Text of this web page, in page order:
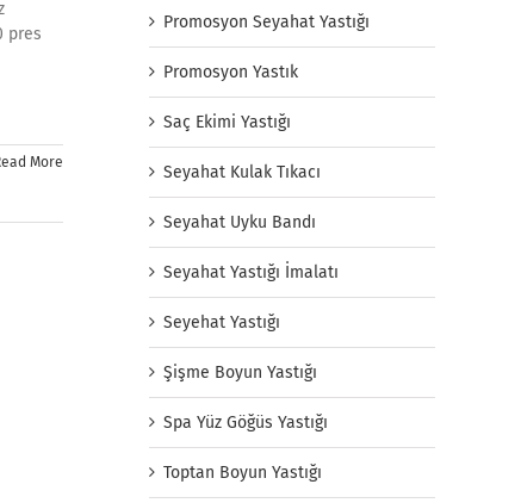
pres
More
Promosyon Seyahat Yastığı
Promosyon Yastık
Saç Ekimi Yastığı
Seyahat Kulak Tıkacı
Seyahat Uyku Bandı
Seyahat Yastığı İmalatı
Seyehat Yastığı
Şişme Boyun Yastığı
Spa Yüz Göğüs Yastığı
Toptan Boyun Yastığı